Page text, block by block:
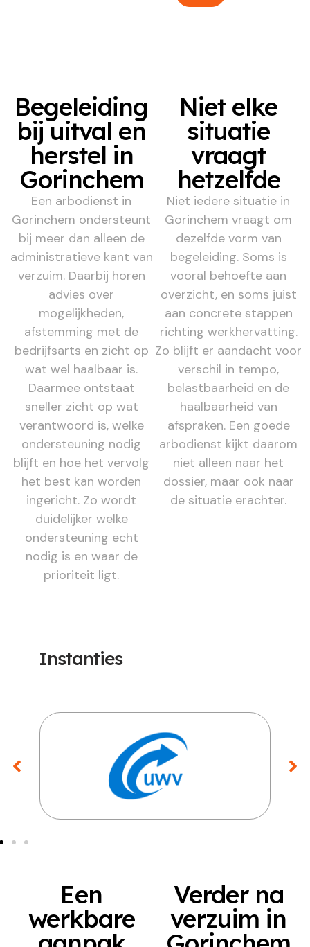
Begeleiding
bij uitval en
herstel in
Gorinchem
Een arbodienst in
Gorinchem ondersteunt
bij meer dan alleen de
administratieve kant van
verzuim. Daarbij horen
advies over
mogelijkheden,
afstemming met de
bedrijfsarts en zicht op
wat wel haalbaar is.
Daarmee ontstaat
sneller zicht op wat
verantwoord is, welke
ondersteuning nodig
blijft en hoe het vervolg
het best kan worden
ingericht. Zo wordt
duidelijker welke
ondersteuning echt
nodig is en waar de
prioriteit ligt.
Niet elke
situatie
vraagt
hetzelfde
Niet iedere situatie in
Gorinchem vraagt om
dezelfde vorm van
begeleiding. Soms is
vooral behoefte aan
overzicht, en soms juist
aan concrete stappen
richting werkhervatting.
Zo blijft er aandacht voor
verschil in tempo,
belastbaarheid en de
haalbaarheid van
afspraken. Een goede
arbodienst kijkt daarom
niet alleen naar het
dossier, maar ook naar
de situatie erachter.
Instanties
Een
werkbare
Verder na
verzuim in